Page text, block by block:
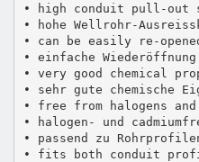
• high conduit pull-out
• hohe Wellrohr-
• can be easily re-
• einfache
• very good chemical
• sehr gute chemische
• free from halogens and
• halogen- und
• passend zu
• fits both conduit